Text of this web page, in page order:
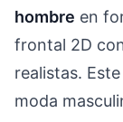
hombre en
frontal 2D
realistas.
moda